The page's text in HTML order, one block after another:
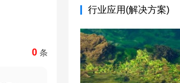
0 条
行业应用(解决方案)